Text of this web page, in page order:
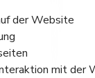
der Website
mit der